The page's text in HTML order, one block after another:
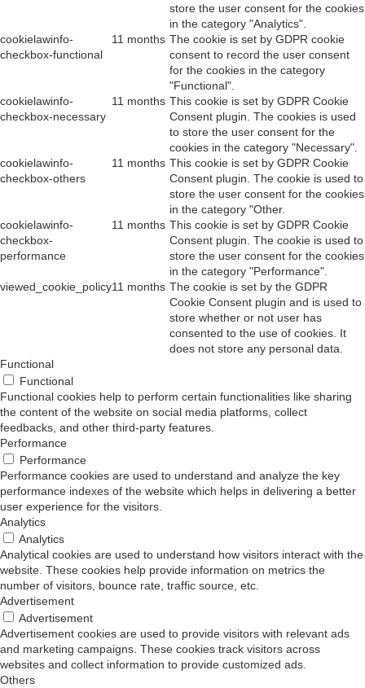
store the user consent for the cookies
in the category "Analytics".
cookielawinfo-
checkbox-functional
11 months The cookie is set by GDPR cookie
consent to record the user consent
for the cookies in the category
"Functional".
cookielawinfo-
checkbox-necessary
11 months This cookie is set by GDPR Cookie
Consent plugin. The cookies is used
to store the user consent for the
cookies in the category "Necessary".
cookielawinfo-
checkbox-others
11 months This cookie is set by GDPR Cookie
Consent plugin. The cookie is used to
store the user consent for the cookies
in the category "Other.
cookielawinfo-
checkbox-
performance
11 months This cookie is set by GDPR Cookie
Consent plugin. The cookie is used to
store the user consent for the cookies
in the category "Performance".
viewed_cookie_policy11 months The cookie is set by the GDPR
Cookie Consent plugin and is used to
store whether or not user has
consented to the use of cookies. It
does not store any personal data.
Functional
Functional
Functional cookies help to perform certain functionalities like sharing
the content of the website on social media platforms, collect
feedbacks, and other third-party features.
Performance
Performance
Performance cookies are used to understand and analyze the key
performance indexes of the website which helps in delivering a better
user experience for the visitors.
Analytics
Analytics
Analytical cookies are used to understand how visitors interact with the
website. These cookies help provide information on metrics the
number of visitors, bounce rate, traffic source, etc.
Advertisement
Advertisement
Advertisement cookies are used to provide visitors with relevant ads
and marketing campaigns. These cookies track visitors across
websites and collect information to provide customized ads.
Others